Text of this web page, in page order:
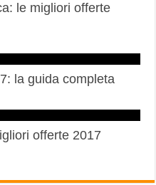
le migliori offerte
la guida completa
offerte 2017